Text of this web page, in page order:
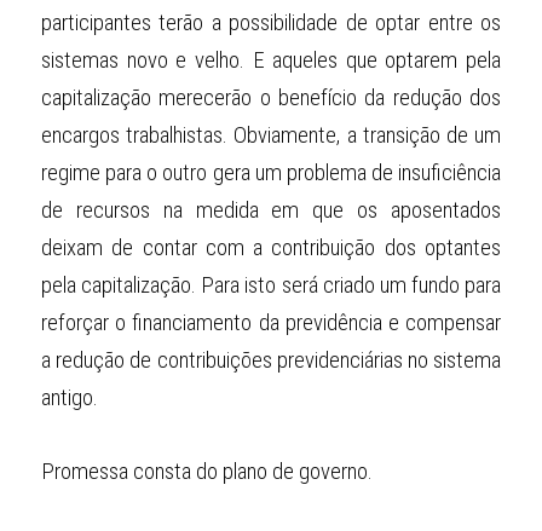
participantes terão a possibilidade de optar entre os
sistemas novo e velho. E aqueles que optarem pela
capitalização merecerão o benefício da redução dos
encargos trabalhistas. Obviamente, a transição de um
regime para o outro gera um problema de insuficiência
de recursos na medida em que os aposentados
deixam de contar com a contribuição dos optantes
pela capitalização. Para isto será criado um fundo para
reforçar o financiamento da previdência e compensar
a redução de contribuições previdenciárias no sistema
antigo.
Promessa consta do plano de governo.